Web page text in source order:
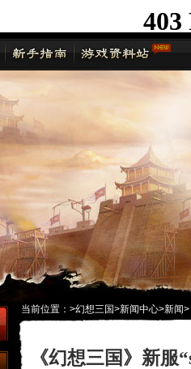
当前位置： >幻想三国>新闻中心>新闻>
《幻想三国》新